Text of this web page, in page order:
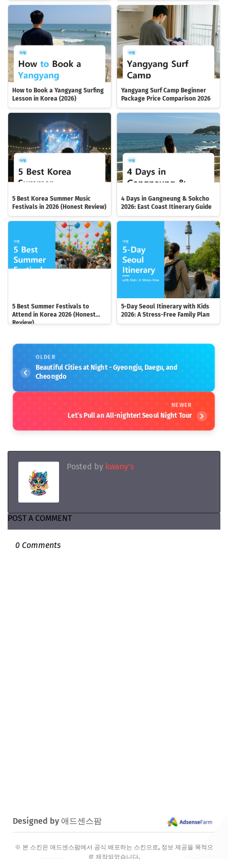
How to Book a Yangyang Surfing
Lesson in Korea (2026)
Yangyang Surf Camp Beginner
Package Price Comparison 2026
5 Best Korea Summer Music
Festivals in 2026 (Honest Review)
4 Days in Gangneung & Sokcho
2026: East Coast Itinerary Guide
5 Best Summer Festivals to
Attend in Korea 2026 (Honest
Review)
5-Day Seoul Itinerary with Kids
2026: A Stress-Free Family Plan
OLDER
Beautiful Cities at Night - Gyeongju, Daegu, and
Cheongdo
NEWER
Let’s Pull an All-nighter! Seoul Night Tour
Posted by kwany's
POST A COMMENT
0 Comments
Designed by 애드센스팜
※ 본 스킨은 애드센스팜에서 공식 배포하는 스킨으로, 정보 제공을 목적으
로 제작되었습니다.